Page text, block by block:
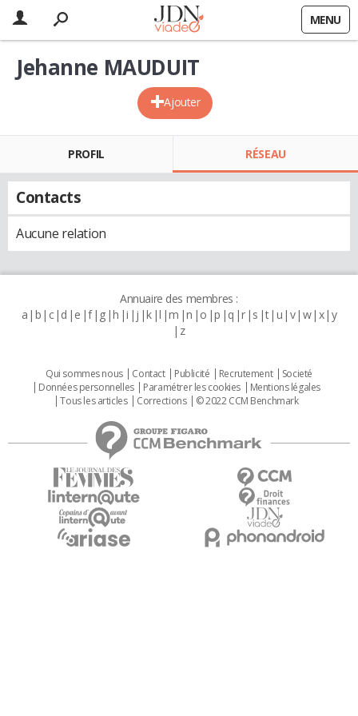
MENU
Ajouter
Jehanne MAUDUIT
PROFIL RÉSEAU
Contacts
Aucune relation
Annuaire des membres :
a b c d e f g h i j k l m n o p q r s t u v w x y
z
Qui sommes nous Contact Publicité Recrutement
Societé
Données personnelles
Paramétrer les cookies
Mentions légales
Tous les articles
Corrections © 2022 CCM Benchmark